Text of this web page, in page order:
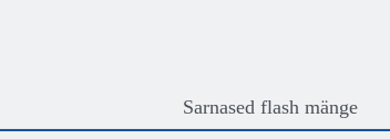
Sarnased flash mänge